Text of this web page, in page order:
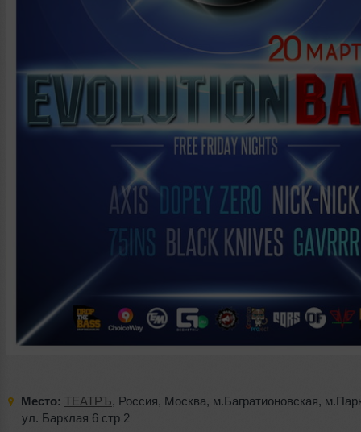
Место: ТЕАТРЪ, Россия, Москва, м.Багратионовская,
ул. Барклая 6 стр 2